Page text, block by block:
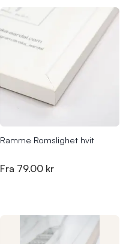
Ramme Romslighet hvit
Fra 79.00 kr